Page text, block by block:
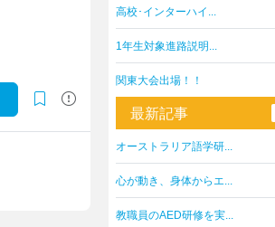
高校･インターハイ...
1年生対象進路説明...
関東大会出場！！
最新記事
オーストラリア語学研...
心が動き、身体からエ...
教職員のAED研修を実...